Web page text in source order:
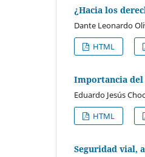
¿Hacia los
Dante Leonardo
HTML
Importancia del
Eduardo Jesús
HTML
Seguridad vial,